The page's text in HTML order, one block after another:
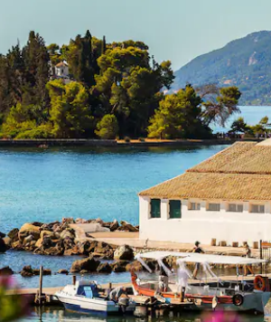
בעזרת תנועות מגע או החלקה.